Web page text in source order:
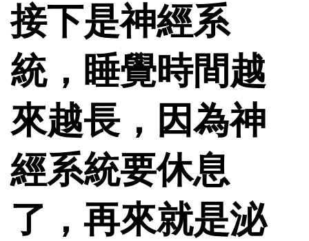
接下是神經系
統，睡覺時間越
來越長，因為神
經系統要休息
了，再來就是泌